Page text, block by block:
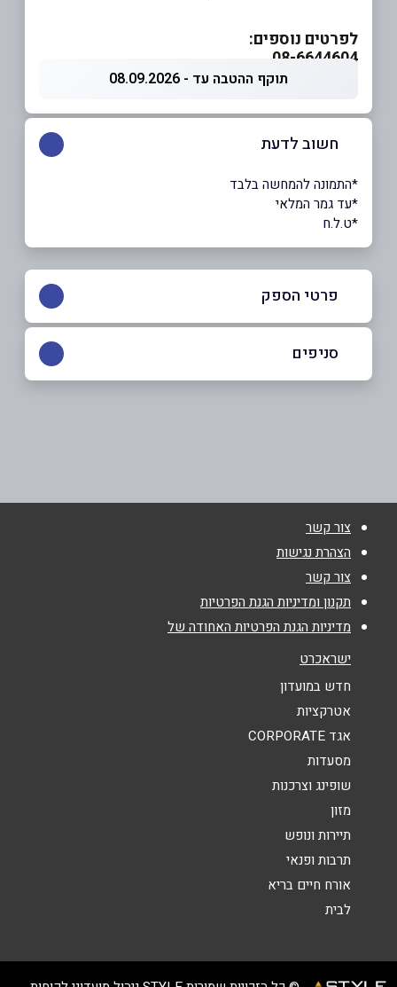
לפרטים נוספים:
08-6644604
תוקף ההטבה עד - 08.09.2026
חשוב לדעת
*התמונה להמחשה בלבד
*עד גמר המלאי
*ט.ל.ח
פרטי הספק
נושא*
אנא חזרו אלי בקשר ל...
סניפים
צור קשר
הצהרת נגישות
צור קשר
תקנון ומדיניות הגנת הפרטיות
מדיניות הגנת הפרטיות האחודה של
ישראכרט
חדש במועדון
אטרקציות
אגד CORPORATE
מסעדות
שופינג וצרכנות
מזון
תיירות ונופש
תרבות ופנאי
אורח חיים בריא
לבית